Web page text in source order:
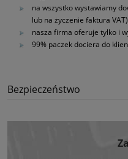
na wszystko wystawiamy
lub na życzenie faktura
nasza firma oferuje tylko i
99% paczek dociera do
Bezpieczeństwo